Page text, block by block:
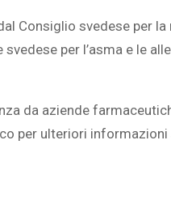
Consiglio svedese per
per l’asma e le
da aziende
per ulteriori